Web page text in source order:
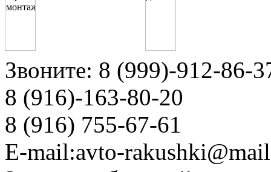
Звоните: 8 (999)-912-86-
8 (916)-163-80-20
8 (916) 755-67-61
E-mail:avto-